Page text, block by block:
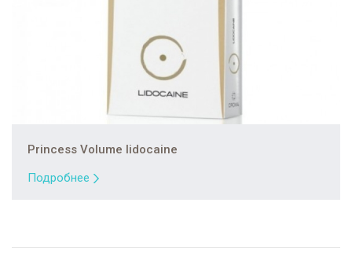
Princess Volume lidocaine
Подробнее